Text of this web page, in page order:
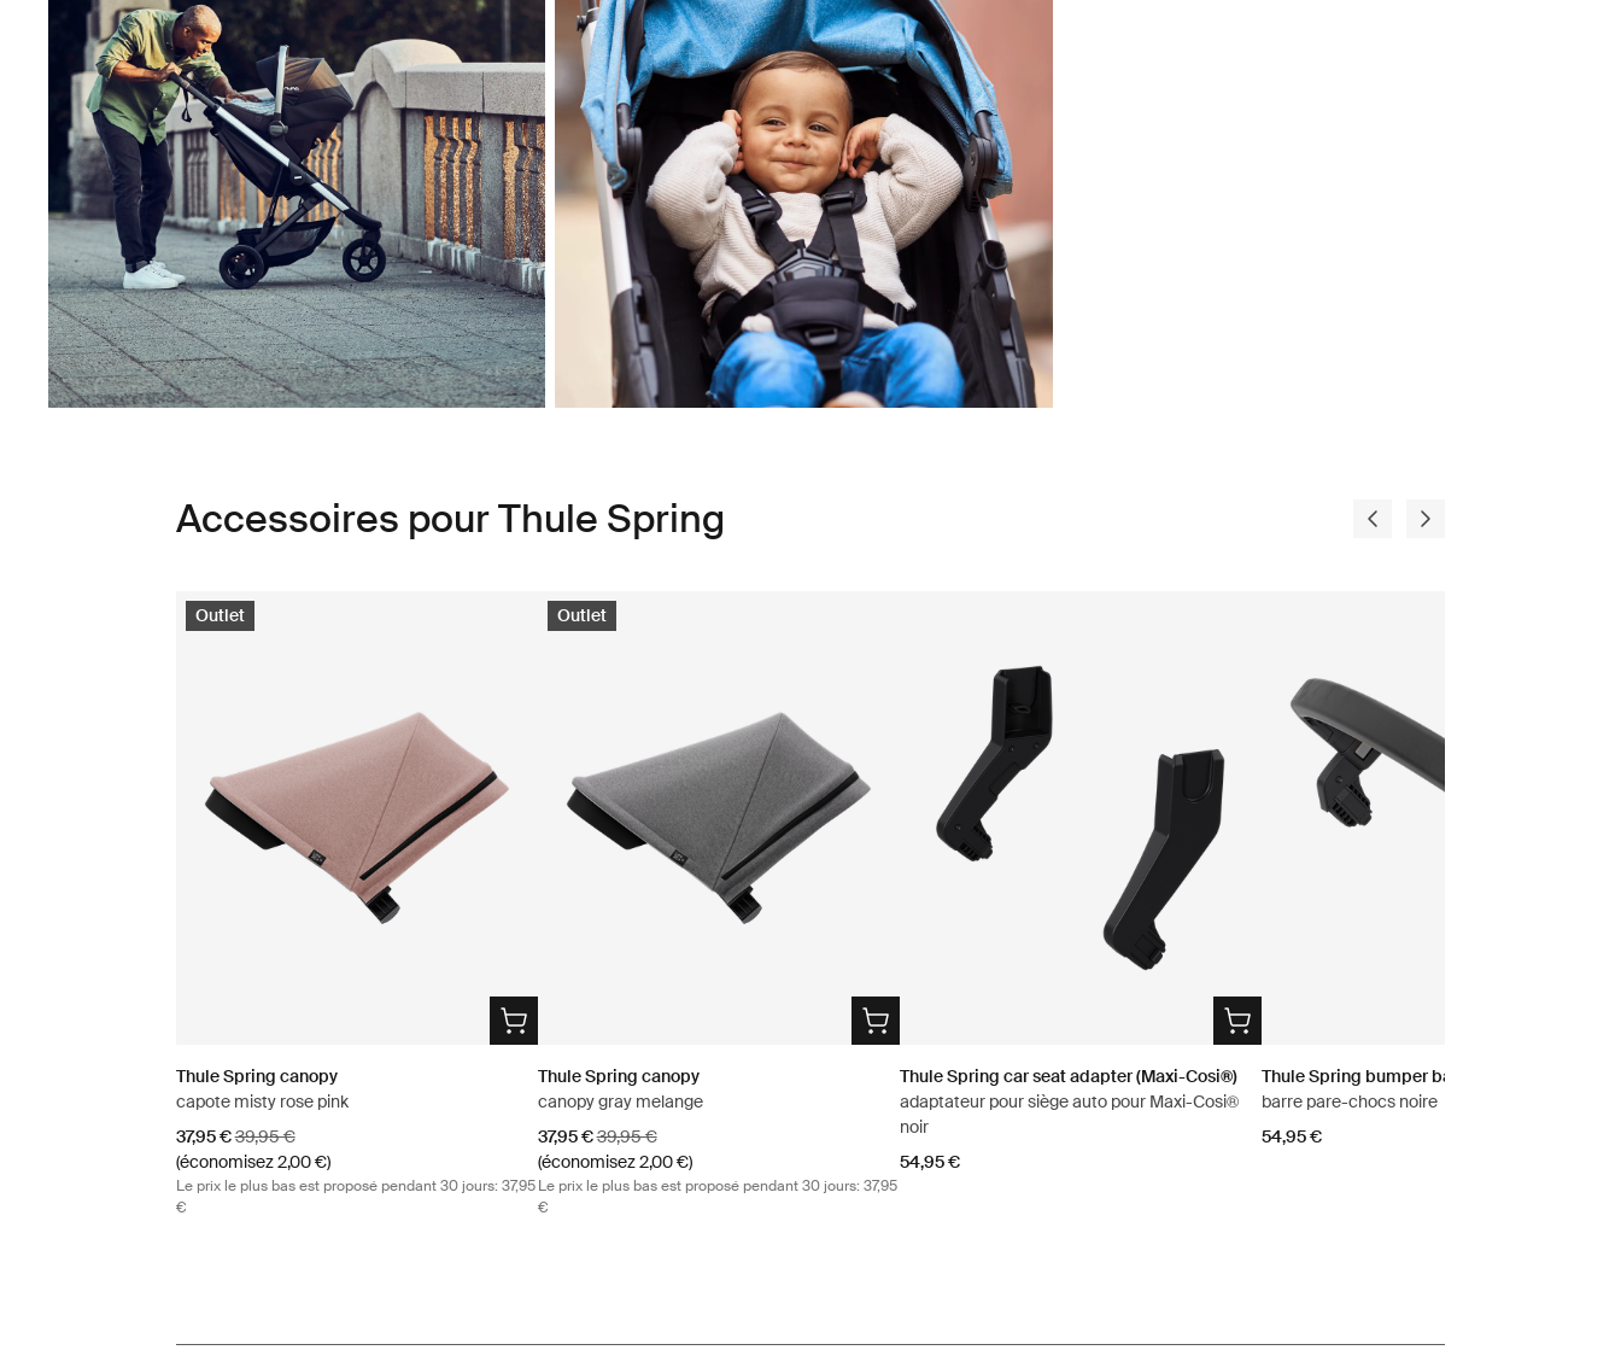
Accessoires pour Thule Spring
Outlet
Thule Spring canopy
capote misty rose pink
Prix de vente
37,95 €Prix d’origine
39,95 €
(économisez 2,00 €)
Le prix le plus bas est proposé pendant 30 jours: 37,95
€
Outlet
Thule Spring canopy
canopy gray melange
Prix de vente
37,95 €Prix d’origine
39,95 €
(économisez 2,00 €)
Le prix le plus bas est proposé pendant 30 jours: 37,95
€
Thule Spring car seat adapter (Maxi-Cosi®)
adaptateur pour siège auto pour Maxi-Cosi®
noir
54,95 €
Thule Spring bumper bar
barre pare-chocs noire
54,95 €